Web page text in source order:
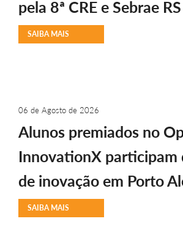
pela 8ª CRE e Sebrae RS
SAIBA MAIS
06 de Agosto de 2026
Alunos premiados no
InnovationX participam
de inovação em Porto
SAIBA MAIS